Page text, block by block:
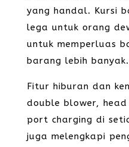
yang handal. Kursi
lega untuk orang
untuk memperluas
barang lebih banyak.
Fitur hiburan dan
double blower,
port charging di
juga melengkapi